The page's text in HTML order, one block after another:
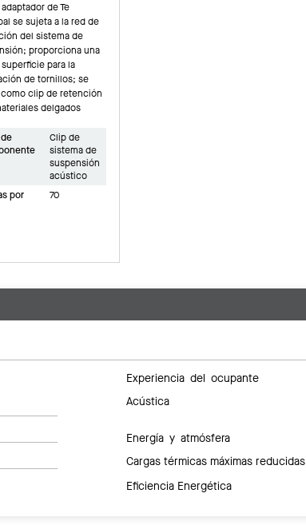
de Te
se sujeta a la red de
del sistema de
proporciona una
para la
de tornillos; se
clip de retención
delgados
Clip de
sistema de
suspensión
acústico
por
70
Experiencia del ocupante
Acústica
Energía y atmósfera
Cargas térmicas máximas reducidas
Eficiencia Energética